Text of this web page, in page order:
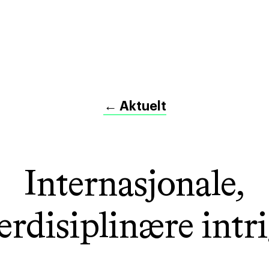
← Aktuelt
Internasjonale,